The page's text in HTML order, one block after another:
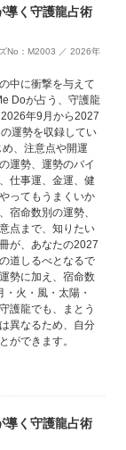
く守護龍占術
No：M2003 ／ 2026年
中に衝撃を与えて
Doが占う、守護龍
年9月から2027
運勢を収録してい
、注意点や開運
運勢、運勢のバイ
仕事運、金運、健
ってもうまくいか
宿命数別の運勢、
点まで、知りたい
が、あなたの2027
道しるべとなるで
勢に加え、宿命数
火・風・太陽・
護龍でも、まとう
異なるため、自分
ができます。
く守護龍占術